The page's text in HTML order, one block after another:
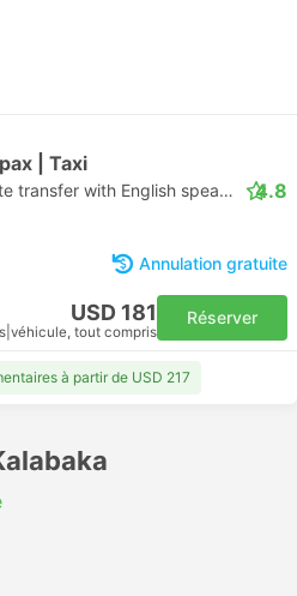
| Taxi
Daytrip private transfer with English speaking driver 4.8
Annulation gratuite
USD 181
véhicule, tout compris
Réserver
à partir de USD 217